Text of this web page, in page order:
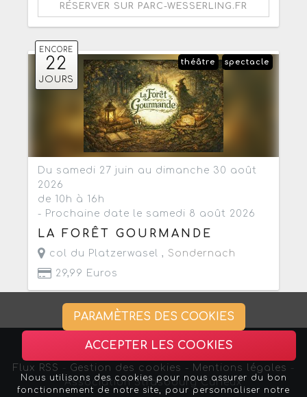
RÉSERVER SUR PARC-WESSERLING.FR
ENCORE
22
JOURS
spectacle
théâtre
Du samedi 27 juin au dimanche 30 août
2026
de 10h à 16h
- Prochaine date le samedi 8 août 2026
LA FORÊT GOURMANDE
col du Platzerwasel , Sondernach
29,99 Euros
Flux RSS Gestion des cookies - Mentions légales
Association Strasbourg Curieux
PARAMÈTRES DES COOKIES
ACCEPTER LES COOKIES
Nous utilisons des cookies pour nous assurer du bon
fonctionnement de notre site, pour personnaliser notre